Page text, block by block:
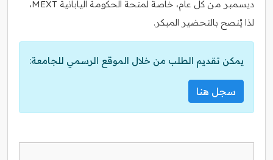
ديسمبر من كل عام، خاصة لمنحة الحكومة اليابانية MEXT،
لذا يُنصح بالتحضير المبكر.
يمكن تقديم الطلب من خلال الموقع الرسمي للجامعة:
سجل هنا